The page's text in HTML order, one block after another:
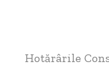
Hotărârile